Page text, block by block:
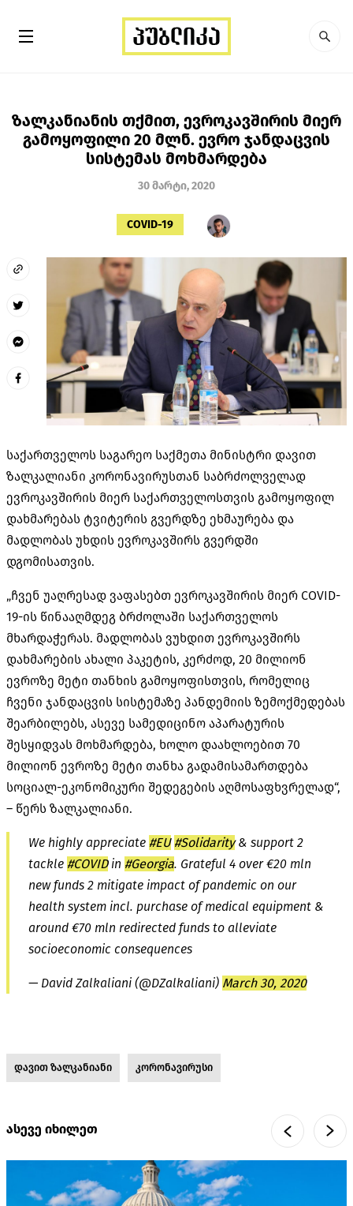
ზალკანიანის თქმით, ევროკავშირის მიერ
გამოყოფილი 20 მლნ. ევრო ჯანდაცვის
სისტემას მოხმარდება
30 მარტი, 2020
COVID-19
საქართველოს საგარეო საქმეთა მინისტრი დავით
ზალკალიანი კორონავირუსთან საბრძოლველად
ევროკავშირის მიერ საქართველოსთვის გამოყოფილ
დახმარებას ტვიტერის გვერდზე ეხმაურება და
მადლობას უხდის ევროკავშირს გვერდში
დგომისათვის.
„ჩვენ უაღრესად ვაფასებთ ევროკავშირის მიერ COVID-
19-ის წინააღმდეგ ბრძოლაში საქართველოს
მხარდაჭერას. მადლობას ვუხდით ევროკავშირს
დახმარების ახალი პაკეტის, კერძოდ, 20 მილიონ
ევროზე მეტი თანხის გამოყოფისთვის, რომელიც
ჩვენი ჯანდაცვის სისტემაზე პანდემიის ზემოქმედებას
შეარბილებს, ასევე სამედიცინო აპარატურის
შესყიდვას მოხმარდება, ხოლო დაახლოებით 70
მილიონ ევროზე მეტი თანხა გადამისამართდება
სოციალ-ეკონომიკური შედეგების აღმოსაფხვრელად“,
– წერს ზალკალიანი.
We highly appreciate #EU #Solidarity& support 2
tackle #COVIDin #Georgia. Grateful 4 over €20 mln
new funds 2 mitigate impact of pandemic on our
health system incl. purchase of medical equipment &
around €70 mln redirected funds to alleviate
socioeconomic consequences
— David Zalkaliani (@DZalkaliani) March 30, 2020
დავით ზალკანიანი კორონავირუსი
ასევე იხილეთ